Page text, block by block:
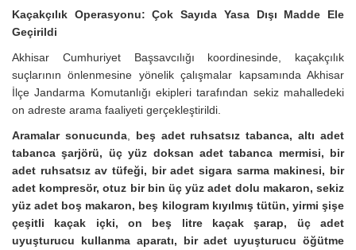
Kaçakçılık Operasyonu: Çok Sayıda Yasa Dışı Madde Ele
Geçirildi
Akhisar Cumhuriyet Başsavcılığı koordinesinde, kaçakçılık
suçlarının önlenmesine yönelik çalışmalar kapsamında Akhisar
İlçe Jandarma Komutanlığı ekipleri tarafından sekiz mahalledeki
on adreste arama faaliyeti gerçekleştirildi.
Aramalar sonucunda, beş adet ruhsatsız tabanca, altı adet
tabanca şarjörü, üç yüz doksan adet tabanca mermisi, bir
adet ruhsatsız av tüfeği, bir adet sigara sarma makinesi, bir
adet kompresör, otuz bir bin üç yüz adet dolu makaron, sekiz
yüz adet boş makaron, beş kilogram kıyılmış tütün, yirmi şişe
çeşitli kaçak içki, on beş litre kaçak şarap, üç adet
uyuşturucu kullanma aparatı, bir adet uyuşturucu öğütme